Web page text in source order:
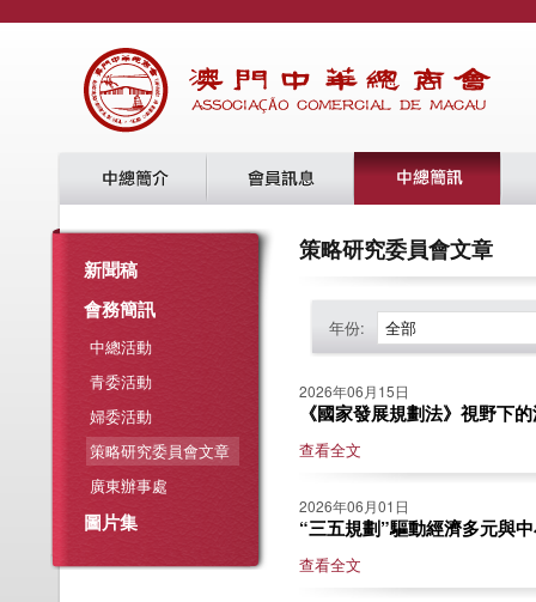
新聞稿
會務簡訊
中總活動
青委活動
婦委活動
策略研究委員會文章
廣東辦事處
圖片集
策略研究委員會文章
年份: 全部
2026年06月15日
《國家發展規劃法》視野下
查看全文
2026年06月01日
“三五規劃”驅動經濟多元與
查看全文